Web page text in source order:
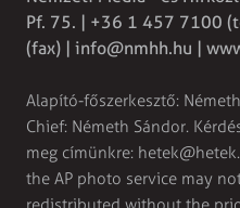
Pf. 75. | +36 1 457 7100
(fax) | info@nmhh.hu |
Alapító-főszerkesztő:
Chief: Németh Sándor.
meg címünkre:
the AP photo service may